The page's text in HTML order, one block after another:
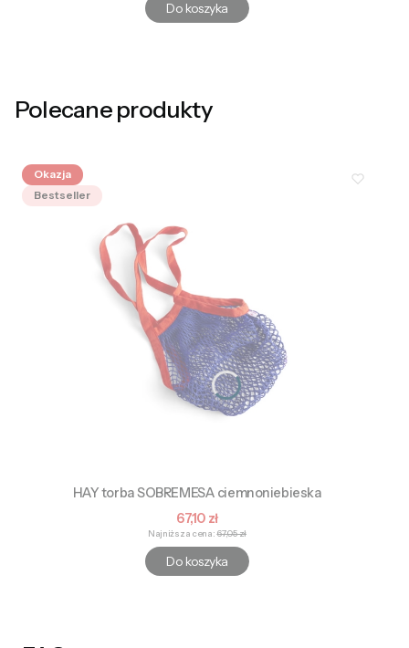
Do koszyka
Polecane produkty
Okazja
Bestseller
HAY torba SOBREMESA ciemnoniebieska
Cena promocyjna
67,10 zł
Najniższa cena: 67,05 zł
Do koszyka